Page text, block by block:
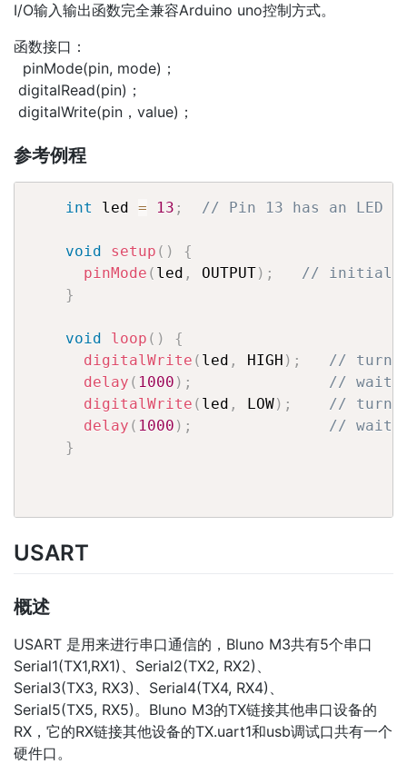
I/O输入输出函数完全兼容Arduino uno控制方式。
函数接口：
pinMode(pin, mode)；
digitalRead(pin)；
digitalWrite(pin，value)；
参考例程
int led = 13 ; // Pin 13 has an LED
void setup ( )
{
pinMode ( led , OUTPUT) ;
//
}
void loop ( )
{
digitalWrite ( led , HIGH ) ;
// turn
delay ( 1000 ) ;
// wait
digitalWrite ( led , LOW) ;
// turn
delay ( 1000 ) ;
// wait
}
USART
概述
USART 是用来进行串口通信的，Bluno M3共有5个串口
Serial1(TX1,RX1)、Serial2(TX2, RX2)、
Serial3(TX3, RX3)、Serial4(TX4, RX4)、
Serial5(TX5, RX5)。Bluno M3的TX链接其他串口设备的
RX，它的RX链接其他设备的TX.uart1和usb调试口共有一个
硬件口。